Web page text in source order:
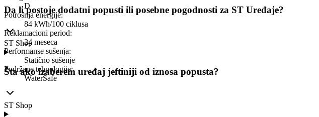
D
Potrošnja energije:
84 kWh/100 ciklusa
Reklamacioni period:
24 meseca
Performanse sušenja:
Statično sušenje
Podržane tehnologije:
WaterSafe
Da li postoje dodatni popusti ili posebne pogodnosti za ST Uređaje?
ST Shop
Šta ako izaberem uređaj jeftiniji od iznosa popusta?
ST Shop